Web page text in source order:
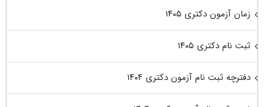
زمان آزمون دکتری ۱۴۰۵
ثبت نام دکتری ۱۴۰۵
دفترچه ثبت نام آزمون دکتری ۱۴۰۴